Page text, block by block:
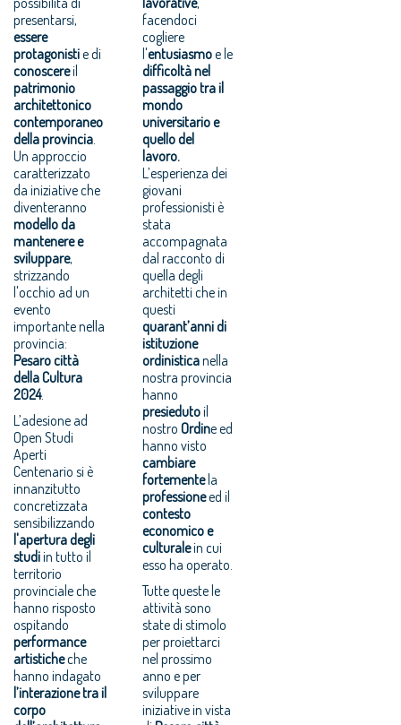
presentarsi,
essere
protagonistie di
conoscereil
patrimonio
architettonico
contemporaneo
della provincia
Un approccio
caratterizzato
da iniziative che
diventeranno
modello da
mantenere e
sviluppare,
strizzando
l'occhio ad un
evento
importante nella
provincia:
Pesaro città
della Cultura
2024.
L’adesione ad
Open Studi
Aperti
Centenario si è
innanzitutto
concretizzata
sensibilizzando
l'apertura degli
studiin tutto il
territorio
provinciale che
hanno risposto
ospitando
performance
artisticheche
hanno indagato
l’interazione tra il
corpo
facendoci
cogliere
l'entusiasmoe le
difficoltà nel
passaggio tra il
mondo
universitario e
quello del
lavoro.
L’esperienza dei
giovani
professionisti è
stata
accompagnata
dal racconto di
quella degli
architetti che in
questi
quarant’anni di
istituzione
ordinisticanella
nostra provincia
hanno
presiedutoil
nostroOrdine ed
hanno visto
cambiare
fortementela
professioneed il
contesto
economico e
culturalein cui
esso ha operato.
Tutte queste le
attività sono
state di stimolo
per proiettarci
nel prossimo
anno e per
sviluppare
iniziative in vista